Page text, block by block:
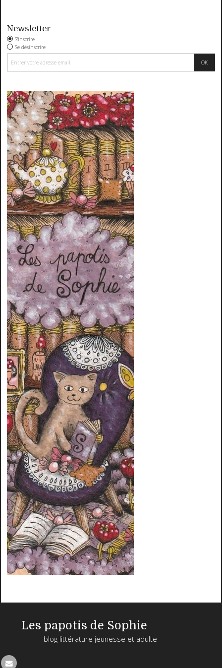
Newsletter
S'inscrire
Se désinscrire
Les papotis de Sophie
blog littérature jeunesse et adulte